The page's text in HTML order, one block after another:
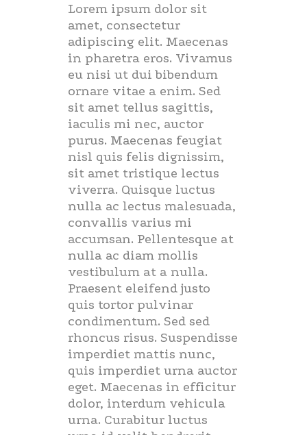
Lorem ipsum dolor sit
amet, consectetur
adipiscing elit. Maecenas
in pharetra eros. Vivamus
eu nisi ut dui bibendum
ornare vitae a enim. Sed
sit amet tellus sagittis,
iaculis mi nec, auctor
purus. Maecenas feugiat
nisl quis felis dignissim,
sit amet tristique lectus
viverra. Quisque luctus
nulla ac lectus malesuada,
convallis varius mi
accumsan. Pellentesque at
nulla ac diam mollis
vestibulum at a nulla.
Praesent eleifend justo
quis tortor pulvinar
condimentum. Sed sed
rhoncus risus. Suspendisse
imperdiet mattis nunc,
quis imperdiet urna auctor
eget. Maecenas in efficitur
dolor, interdum vehicula
urna. Curabitur luctus